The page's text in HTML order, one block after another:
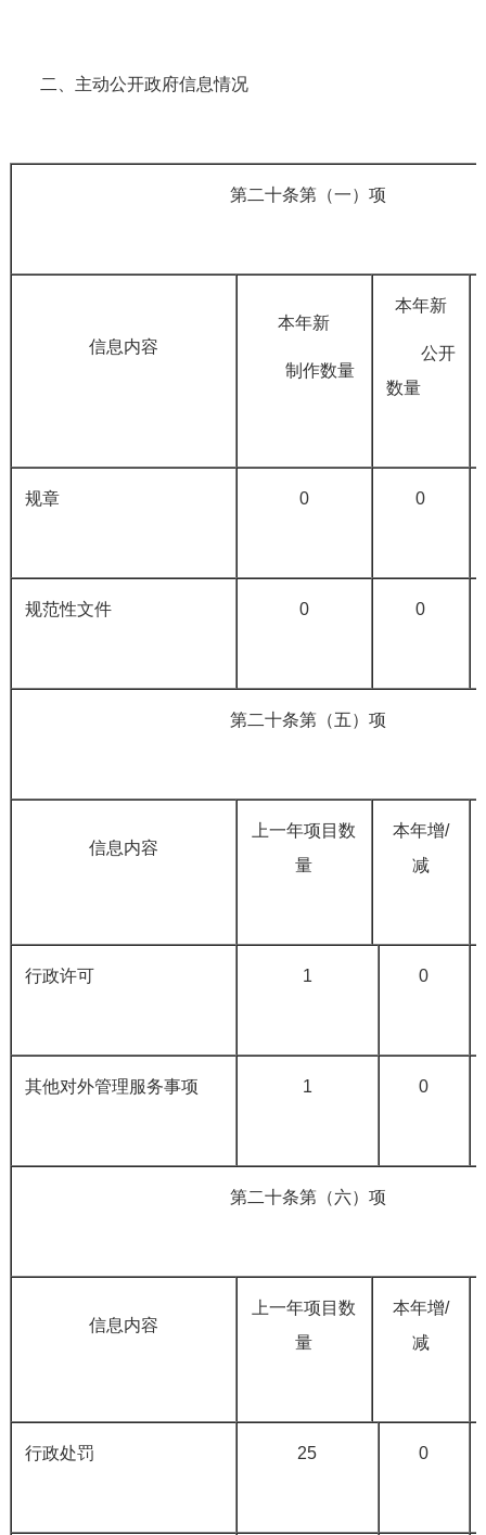
二、主动公开政府信息情况
第二十条第（一）项
信息内容
本年新
制作数量
本年新
公开
数量
规章 0 0
规范性文件 0 0
第二十条第（五）项
信息内容
上一年项目数
量
本年增/
减
行政许可 1 0
其他对外管理服务事项 1 0
第二十条第（六）项
信息内容
上一年项目数
量
本年增/
减
行政处罚 25 0